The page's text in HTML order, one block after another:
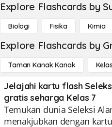
Explore Flashcards by
Biologi Fisika Kimia
Explore Flashcards by
Taman Kanak Kanak
Jelajahi kartu flash
gratis seharga Kelas 7
Temukan dunia Seleksi
menakjubkan dengan